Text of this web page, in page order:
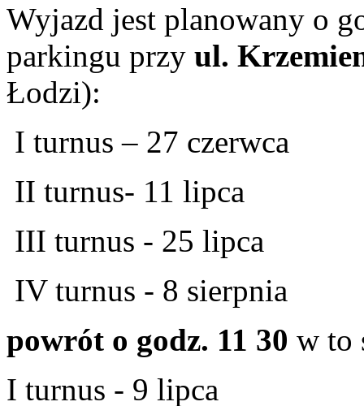
Wyjazd jest planowany o
parkingu przy ul.
Łodzi):
I turnus – 27 czerwca
II turnus- 11 lipca
III turnus - 25 lipca
IV turnus - 8 sierpnia
powrót o godz. 11 30 w to
I turnus - 9 lipca